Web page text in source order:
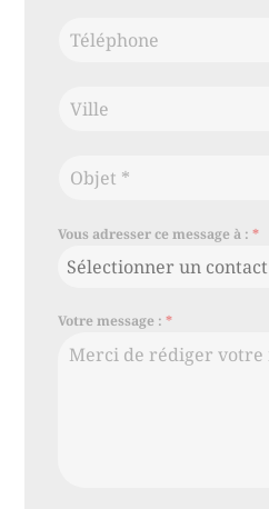
Vous adresser ce message à :*
Sélectionner un contact
Votre message :*